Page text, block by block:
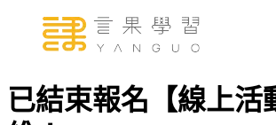
已結束報名【線上